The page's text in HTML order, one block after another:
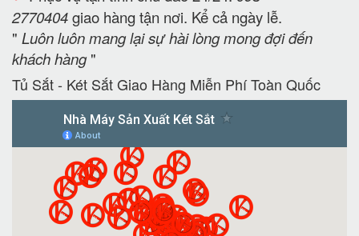
2770404giao hàng tận nơi. Kể cả ngày lễ.
" Luôn luôn mang lại sự hài lòng mong đợi đến
khách hàng"
Tủ Sắt - Két Sắt Giao Hàng Miễn Phí Toàn Quốc